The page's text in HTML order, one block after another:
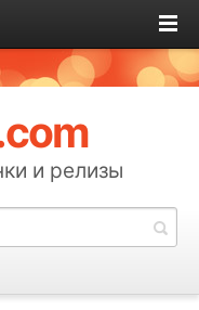
и релизы